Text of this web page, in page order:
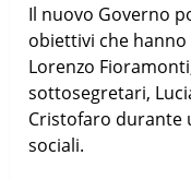
Il nuovo Governo
obiettivi che
Lorenzo
sottosegretari,
Cristofaro durante
sociali.